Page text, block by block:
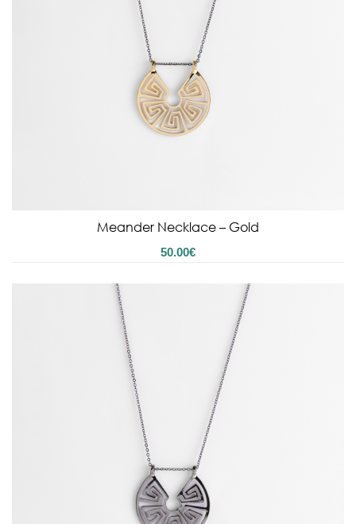
Meander Necklace – Gold
50.00€